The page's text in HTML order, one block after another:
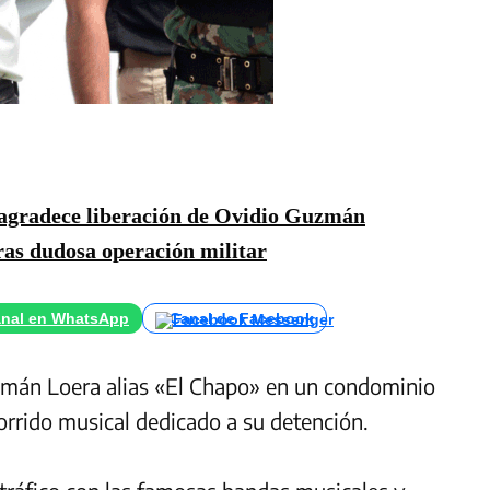
liberación de Ovidio Guzmán
dudosa operación militar
en WhatsApp Canal de Facebook
Loera alias «El Chapo» en un condominio
musical dedicado a su detención.